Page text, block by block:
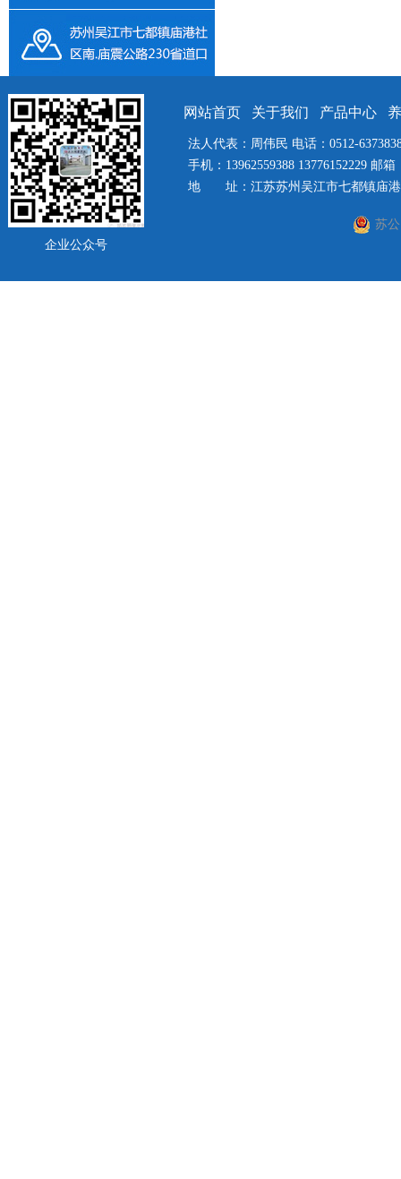
网站首页 关于我们 产品中心
法人代表：周伟民 电话：0512-
手机：13962559388 13776152229 邮
地 址：江苏苏州吴江市七都镇庙港
苏
企业公众号